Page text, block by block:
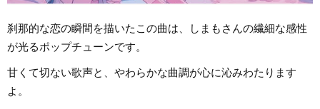
刹那的な恋の瞬間を描いたこの曲は、しまもさんの繊細な感性
が光るポップチューンです。
甘くて切ない歌声と、やわらかな曲調が心に沁みわたります
よ。